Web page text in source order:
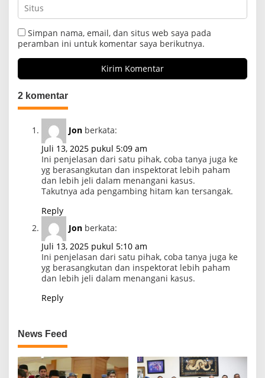
Simpan nama, email, dan situs web saya pada
peramban ini untuk komentar saya berikutnya.
2 komentar
Jon berkata:
Juli 13, 2025 pukul 5:09 am
Ini penjelasan dari satu pihak, coba tanya juga ke
yg berasangkutan dan inspektorat lebih paham
dan lebih jeli dalam menangani kasus.
Takutnya ada pengambing hitam kan tersangak.
Reply
Jon berkata:
Juli 13, 2025 pukul 5:10 am
Ini penjelasan dari satu pihak, coba tanya juga ke
yg berasangkutan dan inspektorat lebih paham
dan lebih jeli dalam menangani kasus.
Reply
News Feed